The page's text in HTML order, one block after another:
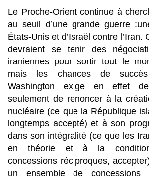
Le Proche-Orient continue à
au seuil d’une grande guerre
États-Unis et d’Israël contre l’Iran.
devraient se tenir des
iraniennes pour sortir tout le
mais les chances de
Washington exige en effet
seulement de renoncer à la
nucléaire (ce que la République
longtemps accepté) et à son
dans son intégralité (ce que les
en théorie et à la condition
concessions réciproques,
un ensemble de